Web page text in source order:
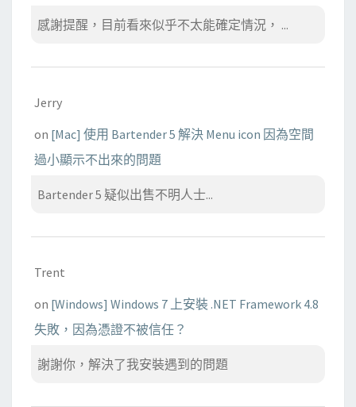
感謝提醒，目前看來似乎不太能確定情況， ...
Jerry
on [Mac] 使用 Bartender 5 解決 Menu icon 因為空間
過小顯示不出來的問題
Bartender 5 疑似出售不明人士...
Trent
on [Windows] Windows 7 上安裝 .NET Framework 4.8
失敗，因為憑證不被信任？
謝謝你，解決了我安裝遇到的問題